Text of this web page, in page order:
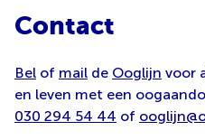
Contact
Bel of mail de Ooglijn voor
en leven met een
030 294 54 44 of